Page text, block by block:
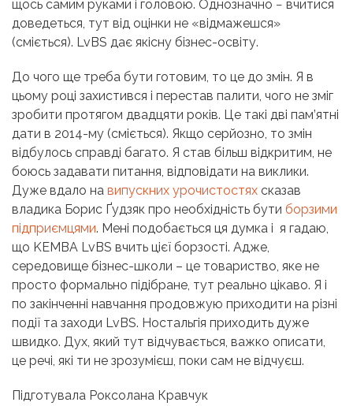
щось самим руками і головою. Однозначно − вчитися
доведеться, тут від оцінки не «відмажешся»
(сміється). LvBS дає якісну бізнес-освіту.
До чого ще треба бути готовим, то це до змін. Я в
цьому році захистився і перестав палити, чого не зміг
зробити протягом двадцяти років. Це такі дві пам’ятні
дати в 2014-му (сміється). Якщо серйозно, то змін
відбулось справді багато. Я став більш відкритим, не
боюсь задавати питання, відповідати на виклики.
Дуже вдало на випускних урочистостях сказав
владика Борис Ґудзяк про необхідність бути борзими
підприємцями. Мені подобається ця думка і я гадаю,
що KEMBA LvBS вчить цієї борзості. Адже,
середовище бізнес-школи – це товариство, яке не
просто формально підібране, тут реально цікаво. Я і
по закінченні навчання продовжую приходити на різні
події та заходи LvBS. Ностальгія приходить дуже
швидко. Дух, який тут відчувається, важко описати,
це речі, які ти не зрозумієш, поки сам не відчуєш.
Підготувала Роксолана Кравчук